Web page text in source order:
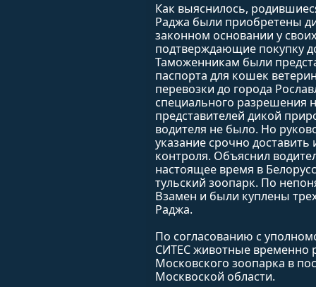
Как выяснилось,
Раджа были приобретены
законном основании у
подтверждающие покупку
Таможенникам были
паспорта для кошек
перевозки до города
специального разрешения
представителей дикой
водителя не было. Но
указание срочно
контроля. Объяснил
настоящее время в
тульский зоопарк. По
Взамен и были куплены
Раджа.
По согласованию с
СИТЕС животные временно
Московского зоопарка в
Москвоской области.